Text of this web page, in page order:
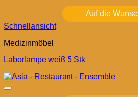
Auf die
Schnellansicht
Medizinmöbel
Laborlampe weiß 5 Stk